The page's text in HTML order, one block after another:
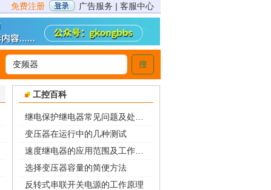
免费注册 广告服务 | 客服中心
搜
工控百科
变压器在运行中的几种测试
选择变压器容量的简便方法
反转式串联开关电源的工作原理